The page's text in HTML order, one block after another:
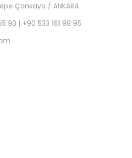
Çankaya / ANKARA
93 | +90 533 161 98 95